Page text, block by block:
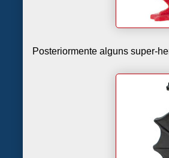
Posteriormente alguns super-